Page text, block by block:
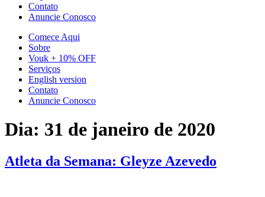
Contato
Anuncie Conosco
Comece Aqui
Sobre
Vouk + 10% OFF
Serviços
English version
Contato
Anuncie Conosco
Dia: 31 de janeiro de 2020
Atleta da Semana: Gleyze Azevedo